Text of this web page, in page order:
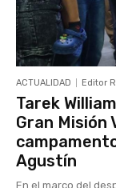
ACTUALIDAD Editor
Tarek
Gran Misión
Agustín
En el marco del